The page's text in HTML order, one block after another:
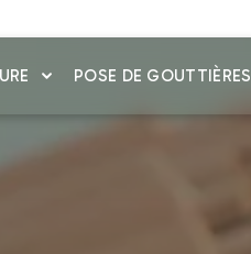
POSE DE GOUTTIÈRES